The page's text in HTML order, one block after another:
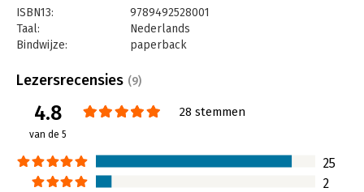
ISBN13:
9789492528001
Taal:
Nederlands
Bindwijze:
paperback
Uitgever:
S2 Uitgevers
Verschijningsdatum:
1-9-2016
Hoofdrubriek:
Lezersrecensies (9)
4.8
van de 5
28 stemmen
25
2